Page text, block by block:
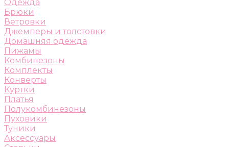
Одежда
Брюки
Ветровки
Джемперы и толстовки
Домашняя одежда
Пижамы
Комбинезоны
Комплекты
Конверты
Куртки
Платья
Полукомбинезоны
Пуховики
Туники
Аксессуары